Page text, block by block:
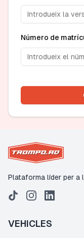
Número de
Plataforma líder per a
VEHICLES